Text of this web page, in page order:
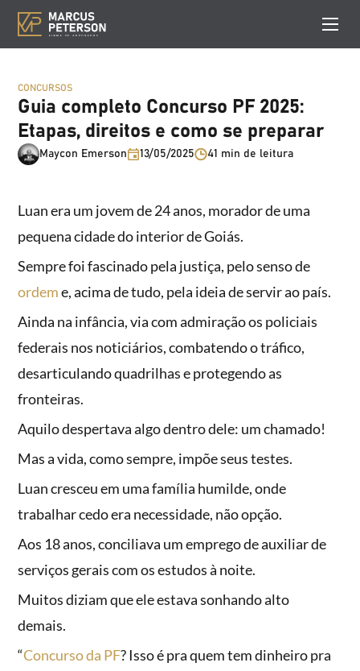
CONCURSOS
Guia completo Concurso PF 2025:
Etapas, direitos e como se preparar
Maycon Emerson 13/05/2025 41 min de leitura
Luan era um jovem de 24 anos, morador de uma
pequena cidade do interior de Goiás.
Sempre foi fascinado pela justiça, pelo senso de
ordeme, acima de tudo, pela ideia de servir ao país.
Ainda na infância, via com admiração os policiais
federais nos noticiários, combatendo o tráfico,
desarticulando quadrilhas e protegendo as
fronteiras.
Aquilo despertava algo dentro dele: um chamado!
Mas a vida, como sempre, impõe seus testes.
Luan cresceu em uma família humilde, onde
trabalhar cedo era necessidade, não opção.
Aos 18 anos, conciliava um emprego de auxiliar de
serviços gerais com os estudos à noite.
Muitos diziam que ele estava sonhando alto
demais.
“Concurso da PF? Isso é pra quem tem dinheiro pra